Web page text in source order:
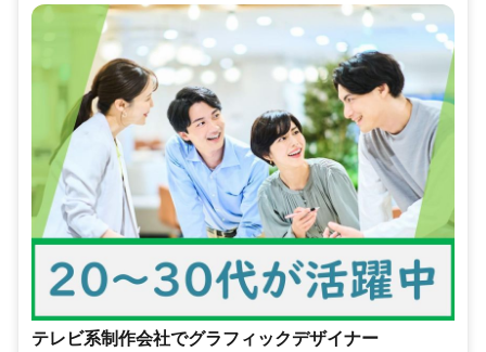
テレビ系制作会社でグラフィックデザイナー